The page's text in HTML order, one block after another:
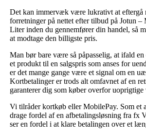
Det kan immervæk være lukrativt at eftergå
forretninger på nettet efter tilbud på Jotun –
Liter inden du gennemfører din handel, så
at modtage den billigste pris.
Man bør bare være så påpasselig, at ifald
et produkt til en salgspris som anses for
er det mange gange være et signal om en
Kortbetalinger er trods alt omfavnet af en
garanterer dig som køber overfor uoprigtige
Vi tilråder kortkøb eller MobilePay. Som et
drage fordel af en afbetalingsløsning fra fx
ser en fordel i at klare betalingen over et